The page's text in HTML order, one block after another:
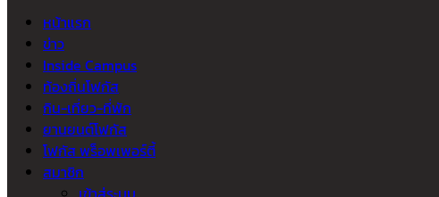
หน้าแรก
ข่าว
Inside Campus
ท้องถิ่นโฟกัส
กิน-เที่ยว-ที่พัก
ยานยนต์โฟกัส
โฟกัส พร็อพเพอร์ตี้
สมาชิก